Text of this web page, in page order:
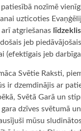
patiesībā nozīmē
uzticoties
atgriešanas līdzeklis
jeb
(efektīgais jeb
Svētie Raksti,
ir dzemdinājis ar
Svētā Garā un
dzīves svētumā
mūsu